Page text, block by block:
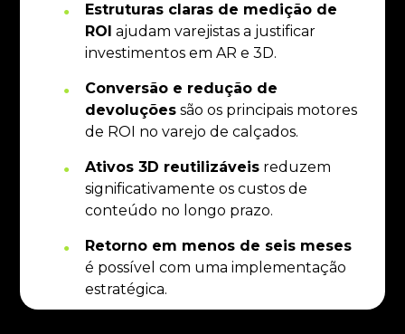
Estruturas claras de medição de
ROI ajudam varejistas a justificar
investimentos em AR e 3D.
Conversão e redução de
devoluções são os principais motores
de ROI no varejo de calçados.
Ativos 3D reutilizáveis reduzem
significativamente os custos de
conteúdo no longo prazo.
Retorno em menos de seis meses
é possível com uma implementação
estratégica.